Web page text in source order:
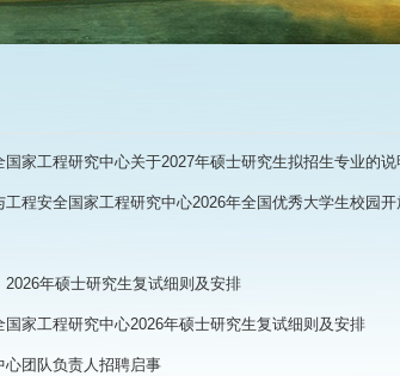
家工程研究中心关于2027年硕士研究生拟招生专业的说
程安全国家工程研究中心2026年全国优秀大学生校园
年硕士研究生复试细则及安排
家工程研究中心2026年硕士研究生复试细则及安排
团队负责人招聘启事